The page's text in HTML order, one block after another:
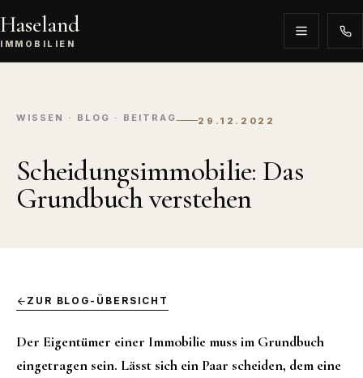
Haseland
IMMOBILIEN
WISSEN · BLOG · BEITRAG 29.12.2022
Scheidungsimmobilie: Das
Grundbuch verstehen
ZUR BLOG-ÜBERSICHT
Der Eigentümer einer Immobilie muss im Grundbuch
eingetragen sein. Lässt sich ein Paar scheiden, dem eine